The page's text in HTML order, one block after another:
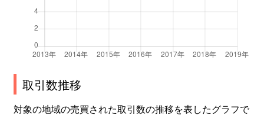
取引数推移
対象の地域の売買された取引数の推移を表したグラフで